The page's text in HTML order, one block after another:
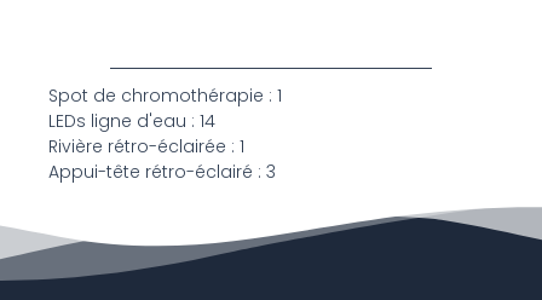
Spot de chromothérapie : 1
LEDs ligne d'eau : 14
Rivière rétro-éclairée : 1
Appui-tête rétro-éclairé : 3